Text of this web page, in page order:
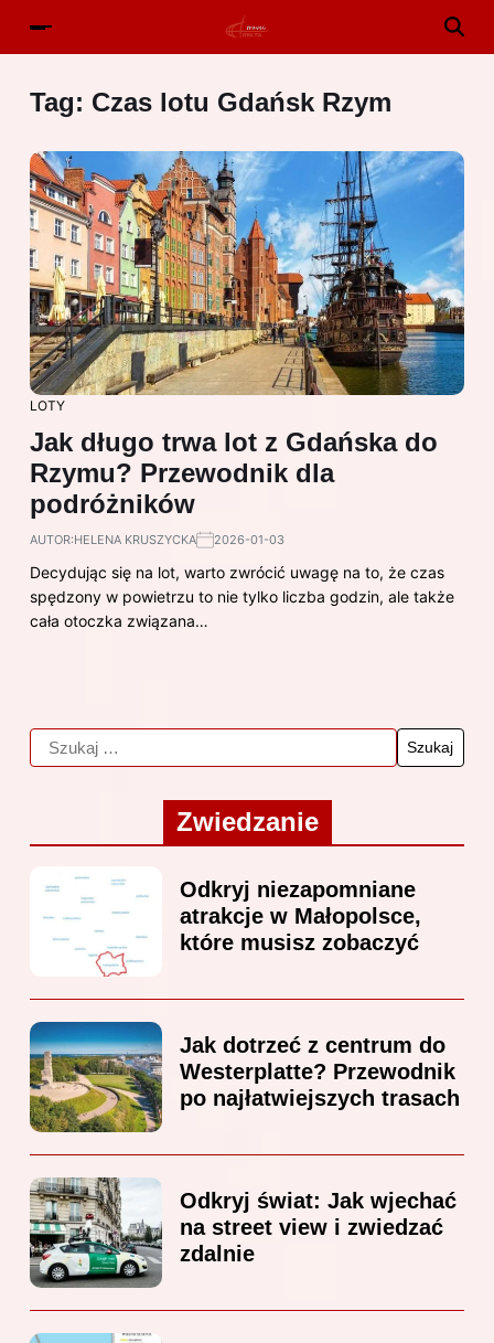
Tag: Czas lotu Gdańsk Rzym
LOTY
Jak długo trwa lot z Gdańska do
Rzymu? Przewodnik dla
podróżników
AUTOR:HELENA KRUSZYCKA 2026-01-03
Decydując się na lot, warto zwrócić uwagę na to, że czas
spędzony w powietrzu to nie tylko liczba godzin, ale także
cała otoczka związana…
Zwiedzanie
Odkryj niezapomniane
atrakcje w Małopolsce,
które musisz zobaczyć
Jak dotrzeć z centrum do
Westerplatte? Przewodnik
po najłatwiejszych trasach
Odkryj świat: Jak wjechać
na street view i zwiedzać
zdalnie